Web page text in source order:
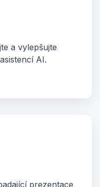
a vylepšujte
AI.
prezentace